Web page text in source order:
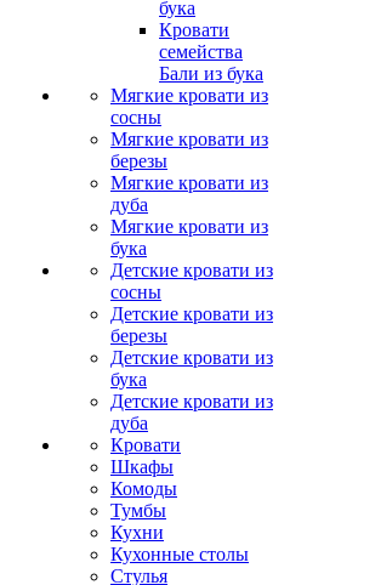
бука
Кровати
семейства
Бали из бука
Мягкие кровати из
сосны
Мягкие кровати из
березы
Мягкие кровати из
дуба
Мягкие кровати из
бука
Детские кровати из
сосны
Детские кровати из
березы
Детские кровати из
бука
Детские кровати из
дуба
Кровати
Шкафы
Комоды
Тумбы
Кухни
Кухонные столы
Стулья